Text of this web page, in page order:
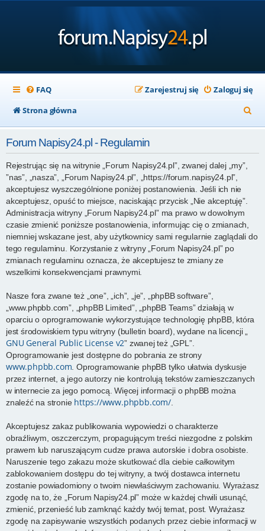
FAQ Zaloguj się
Zarejestruj się
Strona główna
z
Forum Napisy24.pl - Regulamin
Rejestrując się na witrynie „Forum Napisy24.pl”, zwanej dalej „my”,
”nas”, „nasza”, „Forum Napisy24.pl”, „https://forum.napisy24.pl”,
akceptujesz wyszczególnione poniżej postanowienia. Jeśli ich nie
akceptujesz, opuść to miejsce, naciskając przycisk „Nie akceptuję”.
Administracja witryny „Forum Napisy24.pl” ma prawo w dowolnym
czasie zmienić poniższe postanowienia, informując cię o zmianach,
niemniej wskazane jest, aby użytkownicy sami regularnie zaglądali do
tego regulaminu. Korzystanie z witryny „Forum Napisy24.pl” po
zmianach regulaminu oznacza, że akceptujesz te zmiany ze
wszelkimi konsekwencjami prawnymi.
Nasze fora zwane też „one”, „ich”, „je”, „phpBB software”,
„www.phpbb.com”, „phpBB Limited”, „phpBB Teams” działają w
oparciu o oprogramowanie wykorzystujące technologię phpBB, która
jest środowiskiem typu witryny (bulletin board), wydane na licencji „
GNU General Public License v2” zwanej też „GPL”.
Oprogramowanie jest dostępne do pobrania ze strony
www.phpbb.com . Oprogramowanie phpBB tylko ułatwia dyskusje
przez internet, a jego autorzy nie kontrolują tekstów zamieszczanych
w internecie za jego pomocą. Więcej informacji o phpBB można
znaleźć na stronie https://www.phpbb.com/.
Akceptujesz zakaz publikowania wypowiedzi o charakterze
obraźliwym, oszczerczym, propagującym treści niezgodne z polskim
prawem lub naruszającym cudze prawa autorskie i dobra osobiste.
Naruszenie tego zakazu może skutkować dla ciebie całkowitym
zablokowaniem dostępu do tej witryny, a twój dostawca internetu
zostanie powiadomiony o twoim niewłaściwym zachowaniu. Wyrażasz
zgodę na to, że „Forum Napisy24.pl” może w każdej chwili usunąć,
zmienić, przenieść lub zamknąć każdy twój temat, post. Wyrażasz
zgodę na zapisywanie wszystkich podanych przez ciebie informacji w